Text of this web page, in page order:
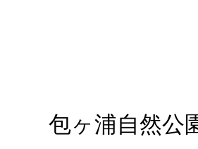
包ヶ浦自然公